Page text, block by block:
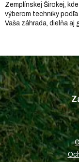
Zemplínskej Širokej,
výberom techniky
Vaša záhrada, dielňa aj
Z
á
p
ä
t
i
e